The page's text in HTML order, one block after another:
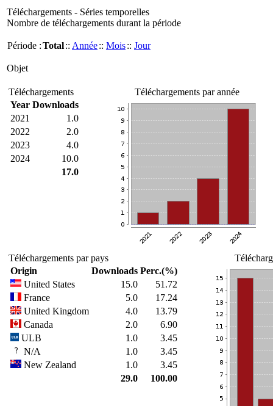
Téléchargements - Séries temporelles
Nombre de téléchargements durant la période
Période :Total:: Année:: Mois:: Jour
Objet
Téléchargements
Year Downloads
2021
1.0
2022
2.0
2023
4.0
2024
10.0
17.0
Téléchargements par année
Téléchargements par pays
Origin
Downloads Perc.(%)
United States
15.0
51.72
France
5.0
17.24
United Kingdom
4.0
13.79
Canada
2.0
6.90
ULB
1.0
3.45
N/A
1.0
3.45
New Zealand
1.0
3.45
29.0
100.00